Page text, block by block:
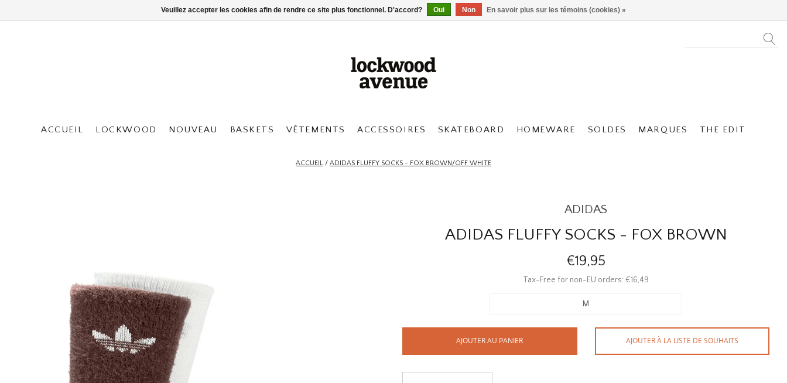
ACCUEIL LOCKWOOD NOUVEAU BASKETS VÊTEMENTS ACCESSOIRES SKATEBOARD HOMEWARE SOLDES MARQUES THE EDIT
ACCUEIL / ADIDAS FLUFFY SOCKS - FOX BROWN/OFF WHITE
ADIDAS
ADIDAS FLUFFY SOCKS - FOX BROWN
€19,95
Tax-Free for non-EU orders: €16,49
M
AJOUTER AU PANIER AJOUTER À LA LISTE DE SOUHAITS
Veuillez accepter les cookies afin de rendre ce site plus fonctionnel. D'accord? Oui Non En savoir plus sur les témoins (cookies) »